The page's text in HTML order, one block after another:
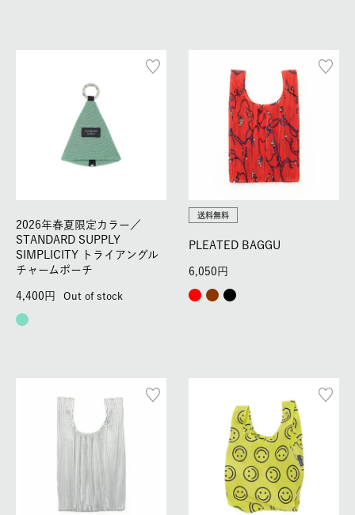
2026年春夏限定カラー／
STANDARD SUPPLY
SIMPLICITY トライアングル
チャームポーチ
4,400 Out of stock
送料無料
PLEATED BAGGU
6,050